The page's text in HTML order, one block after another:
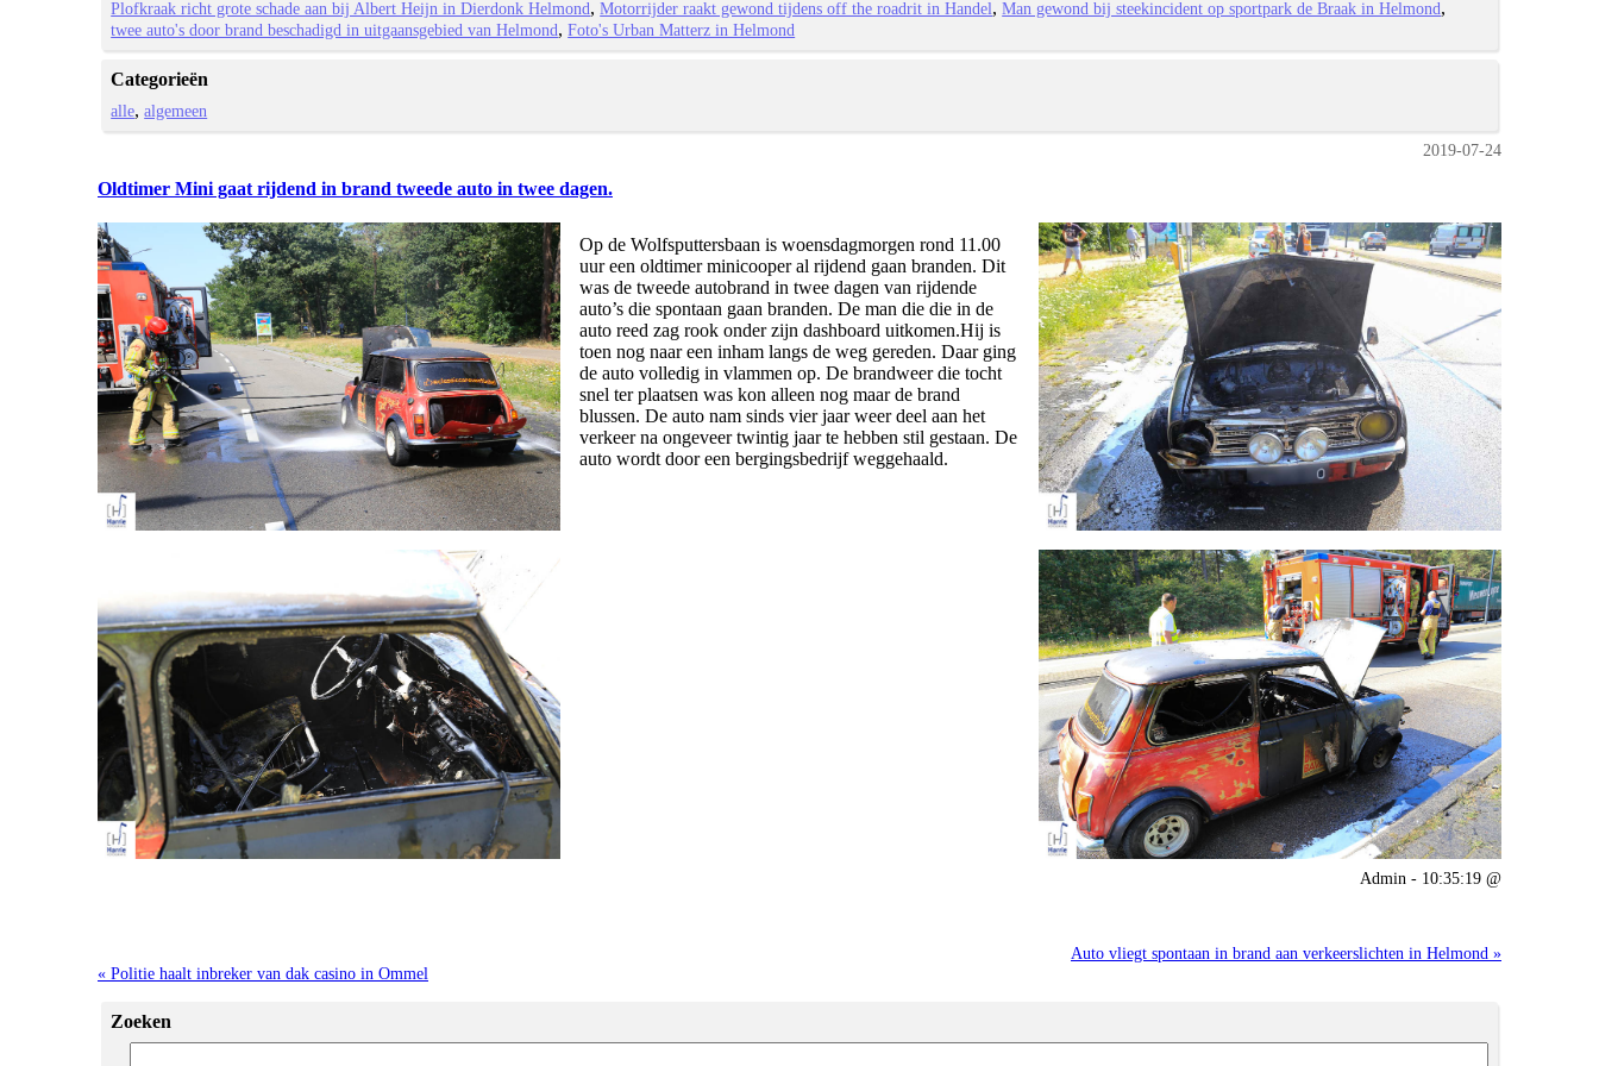
Plofkraak richt grote schade aan bij Albert Heijn in Dierdonk Helmond Motorrijder raakt gewond tijdens off the roadrit in Handel Man gewond bij steekincident op sportpark de Braak in Helmond
twee auto's door brand beschadigd in uitgaansgebied van Helmond Foto's Urban Matterz in Helmond
Categorieën
alle algemeen
2019-07-24
Oldtimer Mini gaat rijdend in brand tweede auto in twee dagen.
Op de Wolfsputtersbaan is woensdagmorgen rond 11.00
uur een oldtimer minicooper al rijdend gaan branden. Dit
was de tweede autobrand in twee dagen van rijdende
auto’s die spontaan gaan branden. De man die die in de
auto reed zag rook onder zijn dashboard uitkomen.Hij is
toen nog naar een inham langs de weg gereden. Daar ging
de auto volledig in vlammen op. De brandweer die tocht
snel ter plaatsen was kon alleen nog maar de brand
blussen. De auto nam sinds vier jaar weer deel aan het
verkeer na ongeveer twintig jaar te hebben stil gestaan. De
auto wordt door een bergingsbedrijf weggehaald.
Admin - 10:35:19 @
Auto vliegt spontaan in brand aan verkeerslichten in Helmond »
« Politie haalt inbreker van dak casino in Ommel
Zoeken